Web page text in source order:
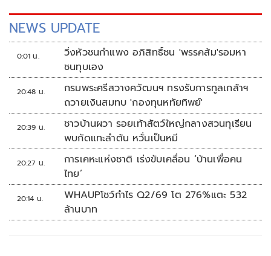
NEWS UPDATE
0:01 น.
วิ่งหัวชนกำแพง อภิสิทธิ์ชน 'พรรคส้ม'รอมหา
ชนทุบเอง
20:48 น.
กรมพระศรีสวางควัฒนฯ ทรงรับการทูลเกล้าฯ
ถวายเงินสมทบ 'กองทุนหทัยทิพย์'
20:39 น.
ชาวบ้านผวา รอยเท้าสัตว์ใหญ่กลางสวนทุเรียน
พบกัดแทะลำต้น หวั่นเป็นหมี
20:27 น.
การเคหะแห่งชาติ เร่งขับเคลื่อน ‘บ้านเพื่อคน
ไทย’
20:14 น.
WHAUPโชว์กำไร Q2/69 โต 276%แตะ 532
ล้านบาท